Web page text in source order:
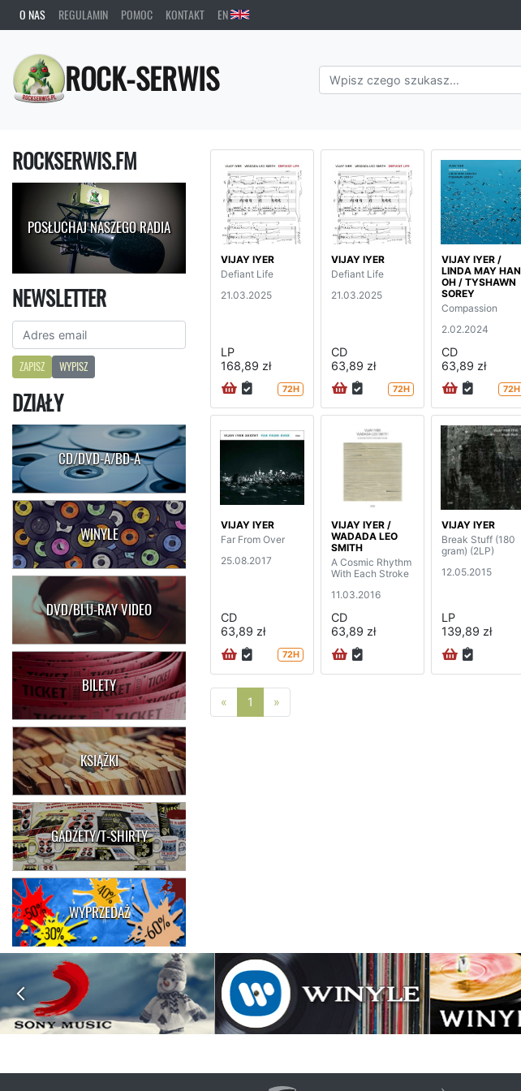
O NAS REGULAMIN POMOC KONTAKT EN
ROCK-SERWIS
ROCKSERWIS.FM
POSŁUCHAJ NASZEGO RADIA
NEWSLETTER
ZAPISZ WYPISZ
DZIAŁY
CD/DVD-A/BD-A
WINYLE
DVD/BLU-RAY VIDEO
BILETY
KSIĄŻKI
GADŻETY/T-SHIRTY
WYPRZEDAŻ
VIJAY IYER
Defiant Life
21.03.2025
LP
168,89 zł
72H
VIJAY IYER
Defiant Life
21.03.2025
CD
63,89 zł
72H
VIJAY IYER /
LINDA MAY HAN
OH / TYSHAWN
SOREY
Compassion
2.02.2024
CD
63,89 zł
72H
VIJAY IYER
Far From Over
25.08.2017
CD
63,89 zł
72H
VIJAY IYER /
WADADA LEO
SMITH
A Cosmic Rhythm
With Each Stroke
11.03.2016
CD
63,89 zł
VIJAY IYER
Break Stuff (180
gram) (2LP)
12.05.2015
LP
139,89 zł
« Poprzednia strona
1 »